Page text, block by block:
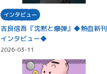
インタビュー
吉良信吾『沈黙と爆弾』◆熱血新刊
インタビュー◆
2026-03-11